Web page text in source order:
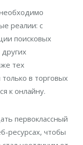
реалии: с
поисковых
тех
только в торговых
к онлайну.
первоклассный
ресурсах, чтобы